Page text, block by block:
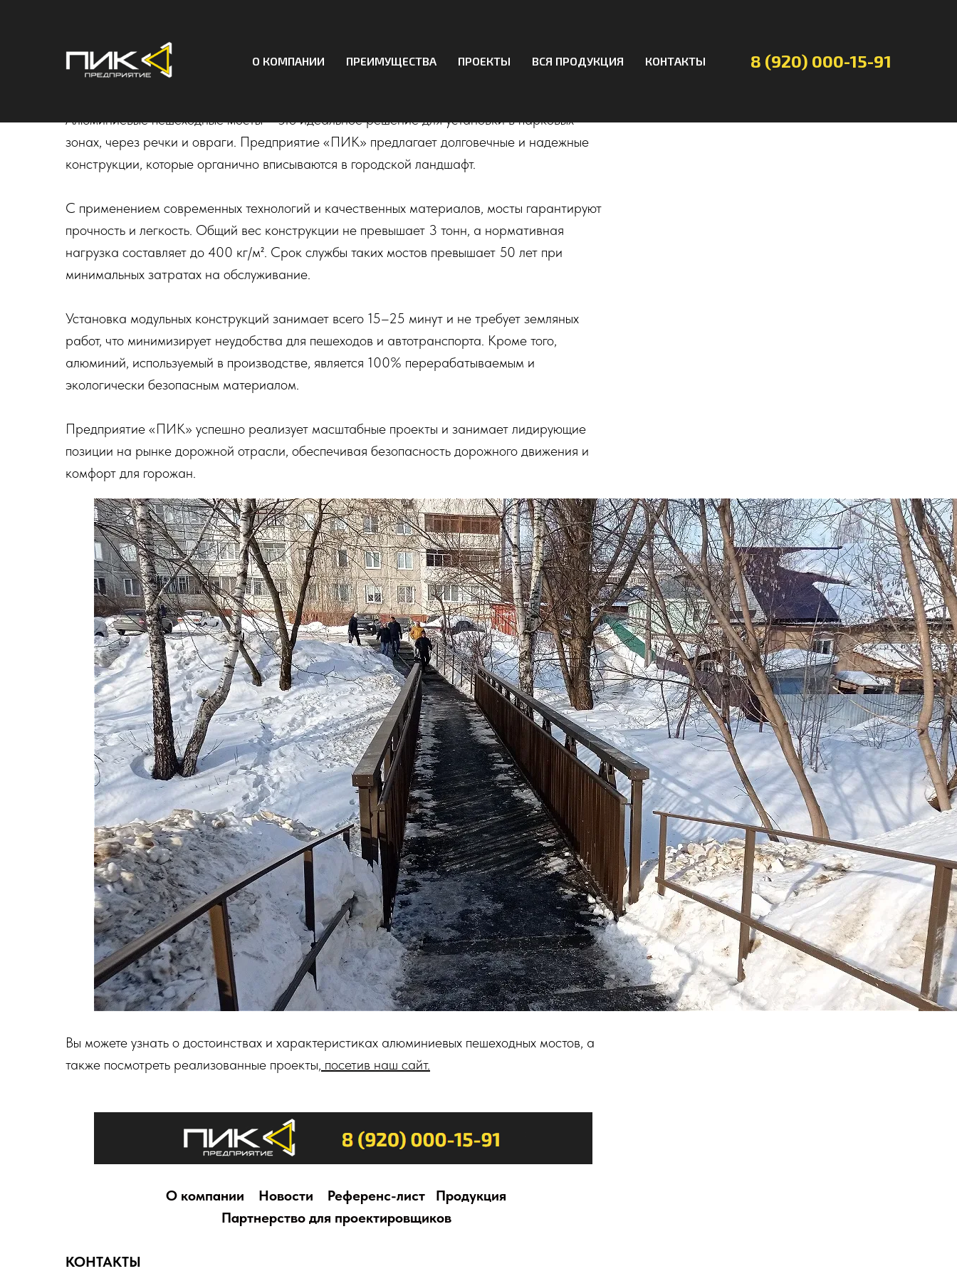
О КОМПАНИИ ПРЕИМУЩЕСТВА ПРОЕКТЫ ВСЯ ПРОДУКЦИЯ КОНТАКТЫ 8 (920) 000-15-91
Алюминиевые пешеходные мосты от
Алюминиевые пешеходные мосты – это идеальное решение для установки в парковых
зонах, через речки и овраги. Предприятие «ПИК» предлагает долговечные и надежные
конструкции, которые органично вписываются в городской ландшафт.
С применением современных технологий и качественных материалов, мосты гарантируют
прочность и легкость. Общий вес конструкции не превышает 3 тонн, а нормативная
нагрузка составляет до 400 кг/м². Срок службы таких мостов превышает 50 лет при
минимальных затратах на обслуживание.
Установка модульных конструкций занимает всего 15–25 минут и не требует земляных
работ, что минимизирует неудобства для пешеходов и автотранспорта. Кроме того,
алюминий, используемый в производстве, является 100% перерабатываемым и
экологически безопасным материалом.
Предприятие «ПИК» успешно реализует масштабные проекты и занимает лидирующие
позиции на рынке дорожной отрасли, обеспечивая безопасность дорожного движения и
комфорт для горожан.
Вы можете узнать о достоинствах и характеристиках алюминиевых пешеходных мостов, а
также посмотреть реализованные проекты, посетив наш сайт.
О компании Новости Референс-лист
Продукция
Партнерство для проектировщиков
КОНТАКТЫ